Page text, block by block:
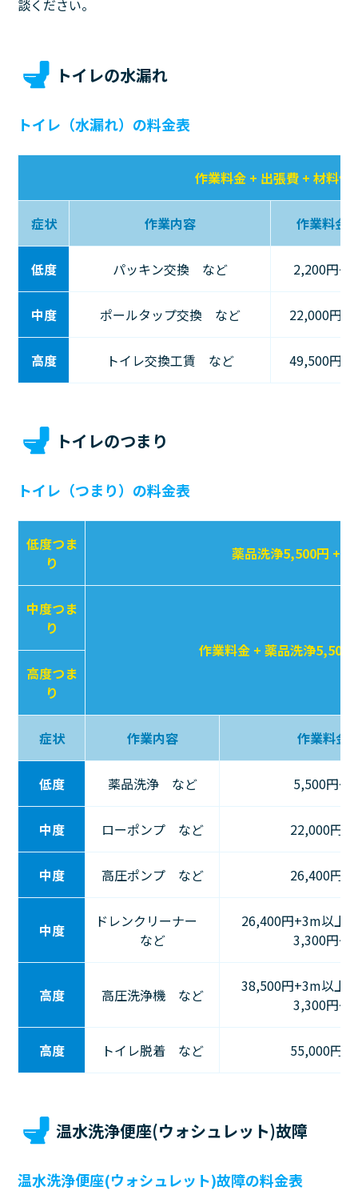
談ください。
トイレの水漏れ
トイレ（水漏れ）の料金表
作業料金 + 出張費 + 材料代
症状 作業内容 作業料金
低度 パッキン交換 など 2,200円〜
中度 ポールタップ交換 など 22,000円〜
高度 トイレ交換工賃 など 49,500円〜
トイレのつまり
トイレ（つまり）の料金表
低度つま
り
薬品洗浄5,500円 +
中度つま
り
作業料金 + 薬品洗浄5,500
高度つま
り
症状 作業内容 作業料金
低度 薬品洗浄 など 5,500円〜
中度 ローポンプ など 22,000円〜
中度 高圧ポンプ など 26,400円〜
中度
ドレンクリーナー
など
26,400円+3m以上
3,300円～
高度 高圧洗浄機 など
38,500円+3m以上
3,300円～
高度 トイレ脱着 など 55,000円〜
温水洗浄便座(ウォシュレット)故障
温水洗浄便座(ウォシュレット)故障の料金表